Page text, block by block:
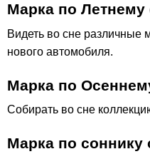
Марка по Летнему
Видеть во сне различные
нового автомобиля.
Марка по
Собирать во сне
Марка по соннику